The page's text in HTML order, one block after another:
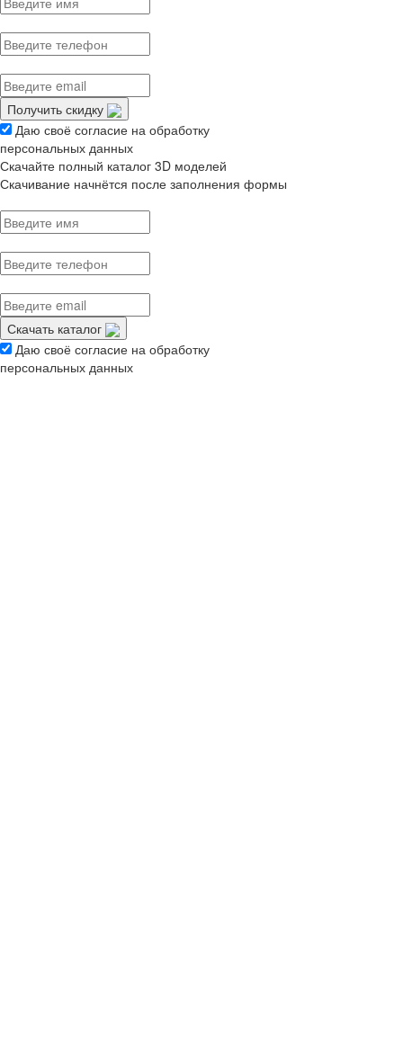
Получить скидку
Даю своё согласие на обработку
персональных данных
Скачайте полный каталог 3D моделей
Скачивание начнётся после заполнения формы
Скачать каталог
Даю своё согласие на обработку
персональных данных